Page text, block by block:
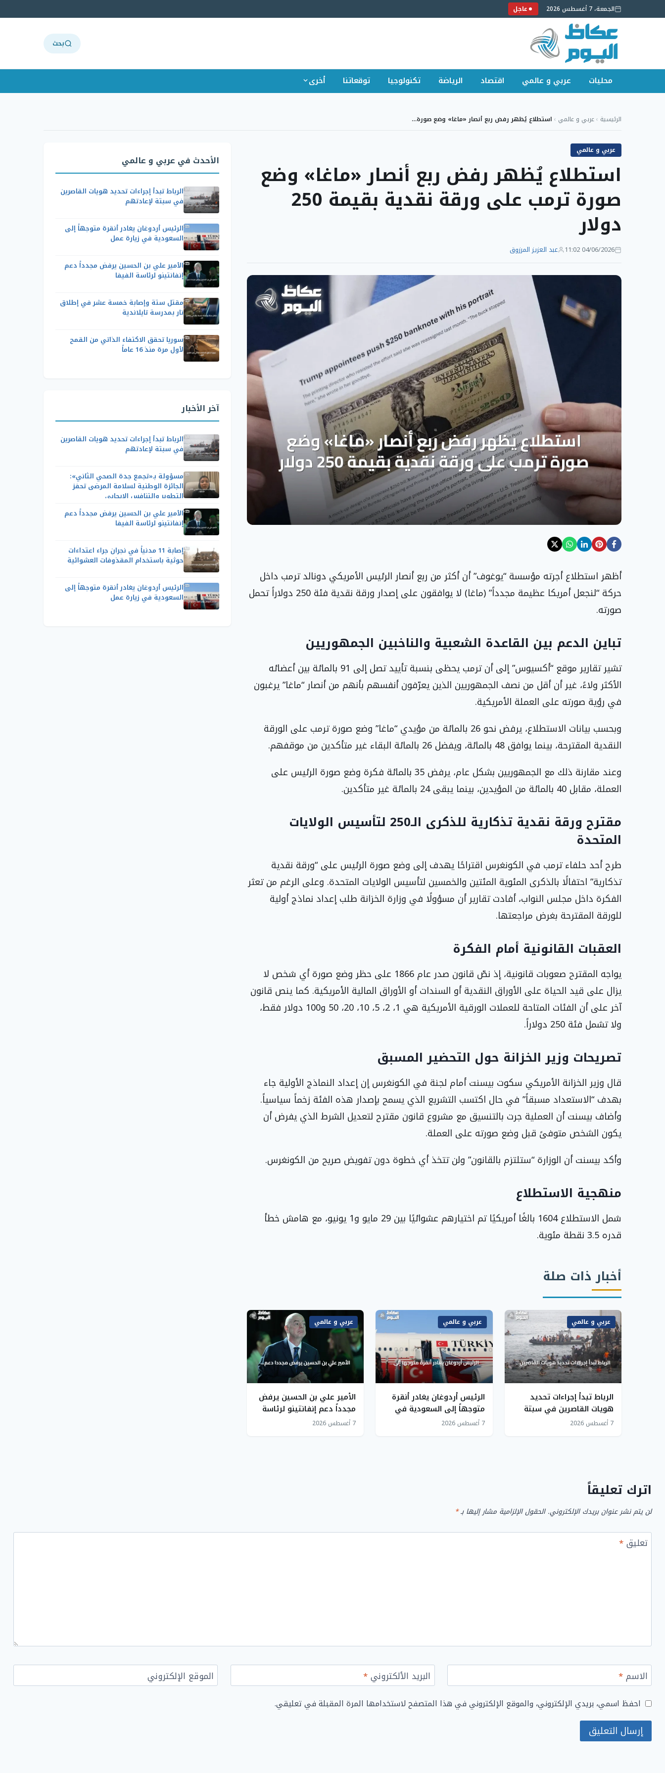
الجمعة، 7 أغسطس 2026 عاجل
بحث
محليات عربي و عالمي اقتصاد الرياضة تكنولوجيا توقعاتنا أخرى
الرئيسية ›عربي و عالمي › استطلاع يُظهر رفض ربع أنصار «ماغا» وضع صورة…
عربي و عالمي
استطلاع يُظهر رفض ربع أنصار «ماغا» وضع
صورة ترمب على ورقة نقدية بقيمة 250
دولار
04/06/2026 11:02 عبد العزيز المرزوق
أظهر استطلاع أجرته مؤسسة “يوغوف” أن أكثر من ربع أنصار الرئيس الأمريكي دونالد ترمب داخل
حركة “لنجعل أمريكا عظيمة مجدداً” (ماغا) لا يوافقون على إصدار ورقة نقدية فئة 250 دولاراً تحمل
صورته.
تباين الدعم بين القاعدة الشعبية والناخبين الجمهوريين
تشير تقارير موقع “أكسيوس” إلى أن ترمب يحظى بنسبة تأييد تصل إلى 91 بالمائة بين أعضائه
الأكثر ولاءً، غير أن أقل من نصف الجمهوريين الذين يعرّفون أنفسهم بأنهم من أنصار “ماغا” يرغبون
في رؤية صورته على العملة الأمريكية.
وبحسب بيانات الاستطلاع، يرفض نحو 26 بالمائة من مؤيدي “ماغا” وضع صورة ترمب على الورقة
النقدية المقترحة، بينما يوافق 48 بالمائة، ويفضل 26 بالمائة البقاء غير متأكدين من موقفهم.
وعند مقارنة ذلك مع الجمهوريين بشكل عام، يرفض 35 بالمائة فكرة وضع صورة الرئيس على
العملة، مقابل 40 بالمائة من المؤيدين، بينما يبقى 24 بالمائة غير متأكدين.
مقترح ورقة نقدية تذكارية للذكرى الـ250 لتأسيس الولايات
المتحدة
طرح أحد حلفاء ترمب في الكونغرس اقتراحًا يهدف إلى وضع صورة الرئيس على “ورقة نقدية
تذكارية” احتفالًا بالذكرى المئوية المئتين والخمسين لتأسيس الولايات المتحدة. وعلى الرغم من تعثر
الفكرة داخل مجلس النواب، أفادت تقارير أن مسؤولًا في وزارة الخزانة طلب إعداد نماذج أولية
للورقة المقترحة بغرض مراجعتها.
العقبات القانونية أمام الفكرة
يواجه المقترح صعوبات قانونية، إذ نصّ قانون صدر عام 1866 على حظر وضع صورة أي شخص لا
يزال على قيد الحياة على الأوراق النقدية أو السندات أو الأوراق المالية الأمريكية. كما ينص قانون
آخر على أن الفئات المتاحة للعملات الورقية الأمريكية هي 1، 2، 5، 10، 20، 50 و100 دولار فقط،
ولا تشمل فئة 250 دولاراً.
تصريحات وزير الخزانة حول التحضير المسبق
قال وزير الخزانة الأمريكي سكوت بيسنت أمام لجنة في الكونغرس إن إعداد النماذج الأولية جاء
بهدف “الاستعداد مسبقاً” في حال اكتسب التشريع الذي يسمح بإصدار هذه الفئة زخماً سياسياً.
وأضاف بيسنت أن العملية جرت بالتنسيق مع مشروع قانون مقترح لتعديل الشرط الذي يفرض أن
يكون الشخص متوفىً قبل وضع صورته على العملة.
وأكد بيسنت أن الوزارة “ستلتزم بالقانون” ولن تتخذ أي خطوة دون تفويض صريح من الكونغرس.
منهجية الاستطلاع
شمل الاستطلاع 1604 بالغًا أمريكيًا تم اختيارهم عشوائيًا بين 29 مايو و1 يونيو، مع هامش خطأ
قدره 3.5 نقطة مئوية.
أخبار ذات صلة
عربي و عالمي
الرباط تبدأ إجراءات تحديد
هويات القاصرين في سبتة
لإعادتهم
7 أغسطس 2026
عربي و عالمي
الرئيس أردوغان يغادر أنقرة
متوجهاً إلى السعودية في
زيارة عمل
7 أغسطس 2026
عربي و عالمي
الأمير علي بن الحسين يرفض
مجدداً دعم إنفانتينو لرئاسة
الفيفا
7 أغسطس 2026
الأحدث في عربي و عالمي
الرباط تبدأ إجراءات تحديد هويات القاصرين
في سبتة لإعادتهم
الرئيس أردوغان يغادر أنقرة متوجهاً إلى
السعودية في زيارة عمل
الأمير علي بن الحسين يرفض مجدداً دعم
إنفانتينو لرئاسة الفيفا
مقتل ستة وإصابة خمسة عشر في إطلاق
نار بمدرسة تايلاندية
سوريا تحقق الاكتفاء الذاتي من القمح
لأول مرة منذ 16 عاماً
آخر الأخبار
الرباط تبدأ إجراءات تحديد هويات القاصرين
في سبتة لإعادتهم
مسؤولة بـ«تجمع جدة الصحي الثاني»:
الجائزة الوطنية لسلامة المرضى تحفز
التطوير والتنافس الإيجابي
الأمير علي بن الحسين يرفض مجدداً دعم
إنفانتينو لرئاسة الفيفا
إصابة 11 مدنياً في نجران جراء اعتداءات
حوثية باستخدام المقذوفات العشوائية
الرئيس أردوغان يغادر أنقرة متوجهاً إلى
السعودية في زيارة عمل
اترك تعليقاً
لن يتم نشر عنوان بريدك الإلكتروني. الحقول الإلزامية مشار إليها بـ*
تعليق*
الاسم* البريد الألكتروني* الموقع الإلكتروني
احفظ اسمي، بريدي الإلكتروني، والموقع الإلكتروني في هذا المتصفح لاستخدامها المرة المقبلة في تعليقي.